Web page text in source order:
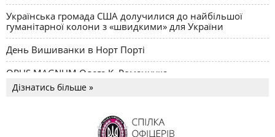
Українська громада США долучилися до найбільшої
гуманітарної колони з «швидкими» для України
День Вишиванки в Норт Порті
OPUS MAGNUM Олега К. Романчука
Дізнатись більше »